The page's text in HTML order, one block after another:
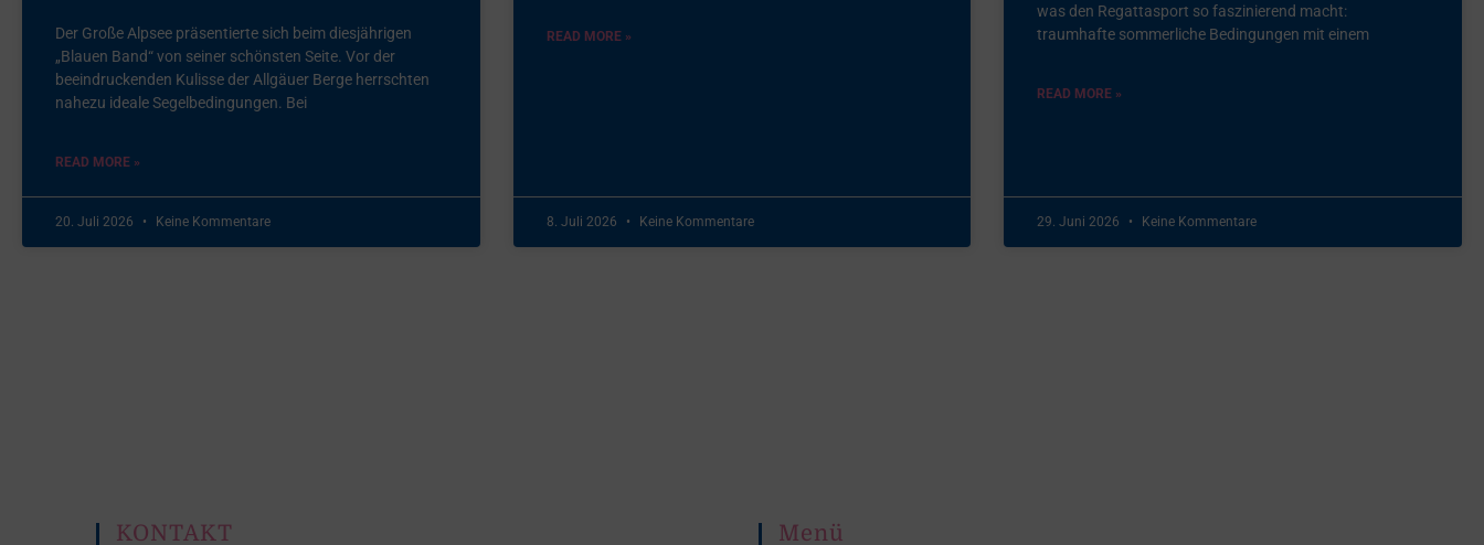
Der Große Alpsee präsentierte sich beim diesjährigen
„Blauen Band“ von seiner schönsten Seite. Vor der
beeindruckenden Kulisse der Allgäuer Berge herrschten
nahezu ideale Segelbedingungen. Bei
READ MORE »
20. Juli 2026 Keine Kommentare
READ MORE »
8. Juli 2026 Keine Kommentare
was den Regattasport so faszinierend macht:
traumhafte sommerliche Bedingungen mit einem
READ MORE »
29. Juni 2026 Keine Kommentare
KONTAKT Menü